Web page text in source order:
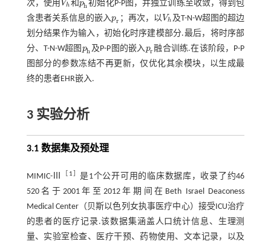
次，使用 Vh
Vh和ph
ph 初始化P-P图，并独立训练至收敛，得到包
含患者关系信息的嵌入pr
pr ；再次，以Vh
Vh及T-N-W超图的超边
划分结果作为输入，初始化时序建模部分.最后，将时序部
分、T-N-W超图 ph
ph 及P-P图的嵌入pr
pr 融合训练.在该阶段，P-P
图部分的参数冻结不再更新，仅优化其余模块，以生成最
终的患者EHR嵌入.
3 实验分析
3.1 数据集及预处理
MIMIC-Ⅲ 1
是1个公开可用的临床数据库，收录了约46
520名于2001年至2012年期间在Beth Israel Deaconess
Medical Center（贝斯以色列女执事医疗中心）接受ICU治疗
的患者的医疗记录.该数据集涵盖人口统计信息、生理测
量、实验室检查、医疗干预、药物使用、文本记录，以及